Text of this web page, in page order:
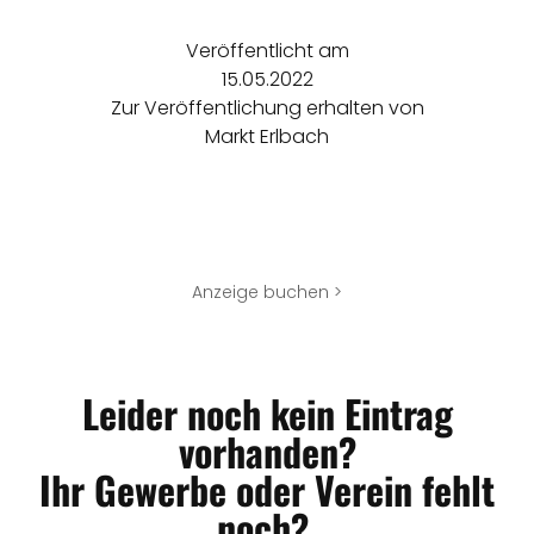
Veröffentlicht am
15.05.2022
Zur Veröffentlichung erhalten von
Markt Erlbach
Anzeige buchen >
Leider noch kein Eintrag
vorhanden?
Ihr Gewerbe oder Verein fehlt